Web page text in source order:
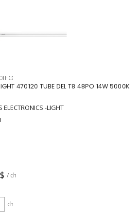
470120 TUBE DEL T8 48PO 14W 5000K
ELECTRONICS -LIGHT
/ ch
ch